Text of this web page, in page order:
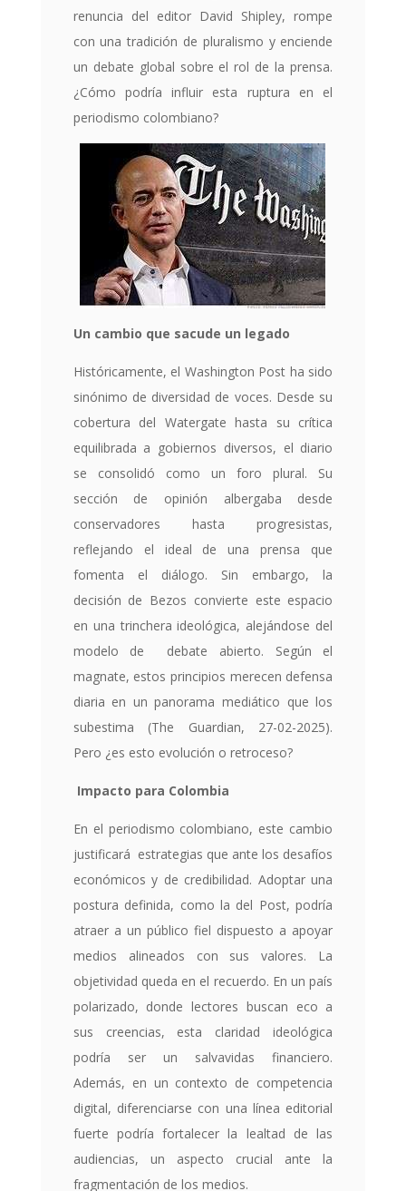
renuncia del editor David Shipley, rompe
con una tradición de pluralismo y enciende
un debate global sobre el rol de la prensa.
¿Cómo podría influir esta ruptura en el
periodismo colombiano?
Un cambio que sacude un legado
Históricamente, el Washington Post ha sido
sinónimo de diversidad de voces. Desde su
cobertura del Watergate hasta su crítica
equilibrada a gobiernos diversos, el diario
se consolidó como un foro plural. Su
sección de opinión albergaba desde
conservadores hasta progresistas,
reflejando el ideal de una prensa que
fomenta el diálogo. Sin embargo, la
decisión de Bezos convierte este espacio
en una trinchera ideológica, alejándose del
modelo de debate abierto. Según el
magnate, estos principios merecen defensa
diaria en un panorama mediático que los
subestima (The Guardian, 27-02-2025).
Pero ¿es esto evolución o retroceso?
Impacto para Colombia
En el periodismo colombiano, este cambio
justificará estrategias que ante los desafíos
económicos y de credibilidad. Adoptar una
postura definida, como la del Post, podría
atraer a un público fiel dispuesto a apoyar
medios alineados con sus valores. La
objetividad queda en el recuerdo. En un país
polarizado, donde lectores buscan eco a
sus creencias, esta claridad ideológica
podría ser un salvavidas financiero.
Además, en un contexto de competencia
digital, diferenciarse con una línea editorial
fuerte podría fortalecer la lealtad de las
audiencias, un aspecto crucial ante la
fragmentación de los medios.